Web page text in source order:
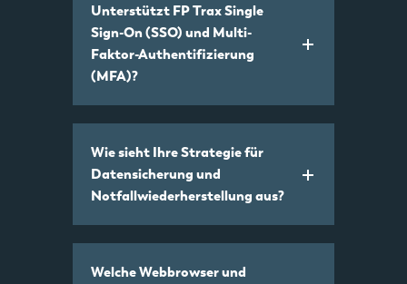
Unterstützt FP Trax Single
Sign-On (SSO) und Multi-
Faktor-Authentifizierung
(MFA)?
Wie sieht Ihre Strategie für
Datensicherung und
Notfallwiederherstellung aus?
Welche Webbrowser und